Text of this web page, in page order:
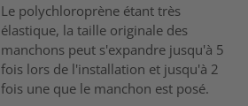
Le polychloroprène étant très
élastique, la taille originale des
manchons peut s'expandre jusqu'à 5
fois lors de l'installation et jusqu'à 2
fois une que le manchon est posé.